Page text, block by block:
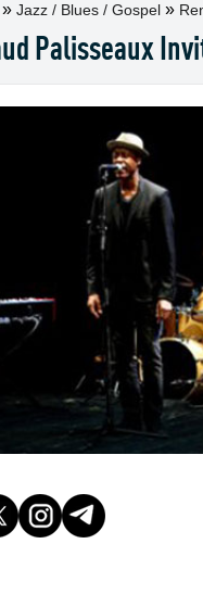
» Jazz / Blues / Gospel »
Palisseaux